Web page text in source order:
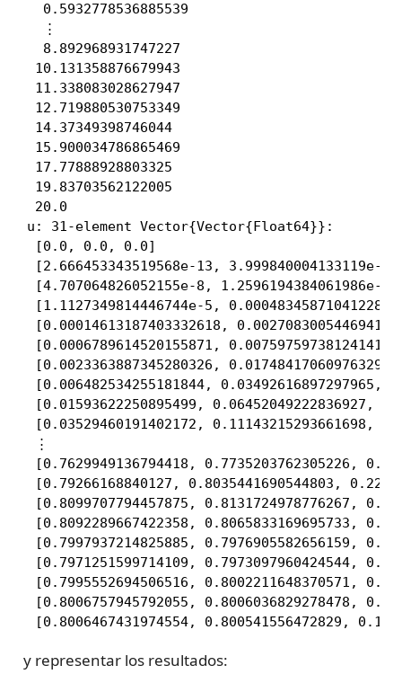
  0.5932778536885539
  ⋮
  8.892968931747227
10.131358876679943
11.338083028627947
12.719880530753349
14.37349398746044
15.900034786865469
17.77888928803325
19.83703562122005
20.0
u: 31-element Vector{Vector{Float64}}:
[0.0, 0.0, 0.0]
[2.666453343519568e-13, 3.999840004133119e-
[4.707064826052155e-8, 1.2596194384061986e-
[1.1127349814446744e-5,
[0.00014613187403332618,
[0.0006789614520155871,
[0.0023363887345280326,
[0.006482534255181844, 0.03492616897297965,
[0.01593622250895499, 0.06452049222836927,
[0.03529460191402172, 0.11143215293661698,
⋮
[0.7629949136794418, 0.7735203762305226,
[0.79266168840127, 0.8035441690544803,
[0.8099707794457875, 0.8131724978776267,
[0.8092289667422358, 0.8065833169695733,
[0.7997937214825885, 0.7976905582656159,
[0.7971251599714109, 0.7973097960424544,
[0.7995552694506516, 0.8002211648370571,
[0.8006757945792055, 0.8006036829278478,
[0.8006467431974554, 0.800541556472829,
y representar los resultados: